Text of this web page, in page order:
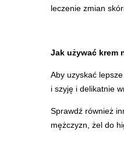
leczenie zmian
Jak używać krem
Aby uzyskać
i szyję i delikatnie
Sprawdź również
mężczyzn żel do